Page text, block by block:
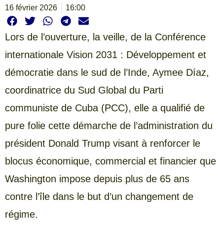
16 février 2026 16:00
Lors de l’ouverture, la veille, de la Conférence
internationale Vision 2031 : Développement et
démocratie dans le sud de l’Inde, Aymee Díaz,
coordinatrice du Sud Global du Parti
communiste de Cuba (PCC), elle a qualifié de
pure folie cette démarche de l’administration du
président Donald Trump visant à renforcer le
blocus économique, commercial et financier que
Washington impose depuis plus de 65 ans
contre l’île dans le but d’un changement de
régime.